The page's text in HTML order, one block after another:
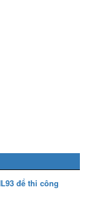
để thi công